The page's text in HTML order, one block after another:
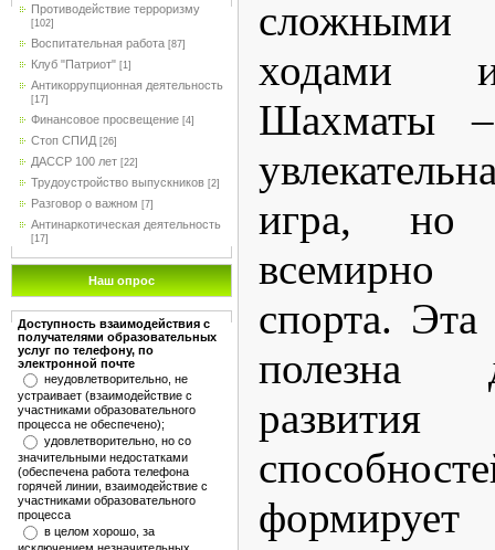
Противодействие терроризму
[102]
Воспитательная работа [87]
Клуб "Патриот" [1]
Антикоррупционная деятельность
[17]
Финансовое просвещение [4]
Стоп СПИД [26]
ДАССР 100 лет [22]
Трудоустройство выпускников [2]
Разговор о важном [7]
Антинаркотическая деятельность
[17]
Наш опрос
Доступность взаимодействия с
получателями образовательных
услуг по телефону, по
электронной почте
неудовлетворительно, не
устраивает (взаимодействие с
участниками образовательного
процесса не обеспечено);
удовлетворительно, но со
значительными недостатками
(обеспечена работа телефона
горячей линии, взаимодействие с
участниками образовательного
процесса
в целом хорошо, за
сложными
ходами и
Шахматы
игра, но
всемирно
спорта. Эта
полезна